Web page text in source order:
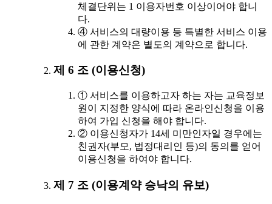
체결단위는 1 이용자번호 이상이어야 합니
다.
④ 서비스의 대량이용 등 특별한 서비스 이용
에 관한 계약은 별도의 계약으로 합니다.
제 6 조 (이용신청)
① 서비스를 이용하고자 하는 자는 교육정보
원이 지정한 양식에 따라 온라인신청을 이용
하여 가입 신청을 해야 합니다.
② 이용신청자가 14세 미만인자일 경우에는
친권자(부모, 법정대리인 등)의 동의를 얻어
이용신청을 하여야 합니다.
제 7 조 (이용계약 승낙의 유보)